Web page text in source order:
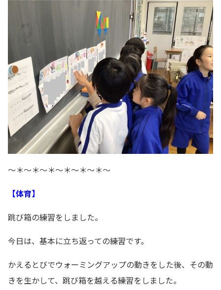
～＊～＊～＊～＊～＊～＊～
【体育】
跳び箱の練習をしました。
今日は、基本に立ち返っての練習です。
かえるとびでウォーミングアップの動きをした後、その動
きを生かして、跳び箱を越える練習をしました。